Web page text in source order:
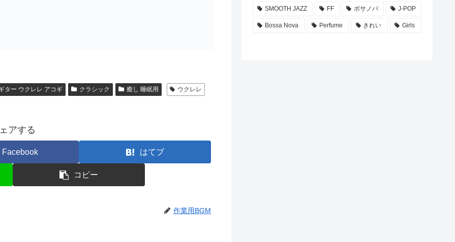
ター ウクレレ アコギ クラシック 癒し 睡眠用 ウクレレ
アする
Facebook はてブ
コピー
作業用BGM
SMOOTH JAZZ FF ボサノバ J-POP
Bossa Nova Perfume きれい Girls